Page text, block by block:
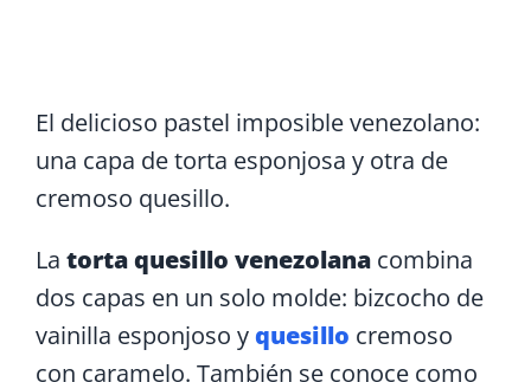
El delicioso pastel imposible venezolano:
una capa de torta esponjosa y otra de
cremoso quesillo.
La torta quesillo venezolana combina
dos capas en un solo molde: bizcocho de
vainilla esponjoso yquesillo cremoso
con caramelo. También se conoce como